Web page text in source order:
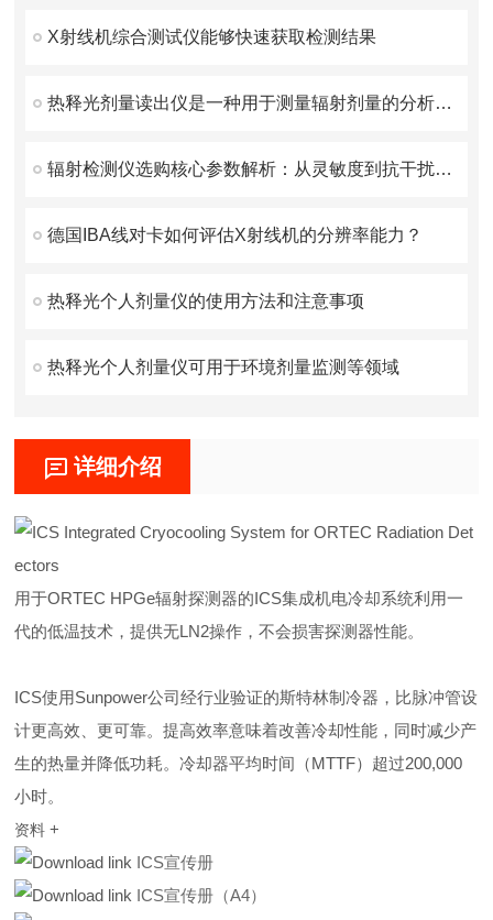
X射线机综合测试仪能够快速获取检测结果
热释光剂量读出仪是一种用于测量辐射剂量的分析设备
辐射检测仪选购核心参数解析：从灵敏度到抗干扰能力的技术指南
德国IBA线对卡如何评估X射线机的分辨率能力？
热释光个人剂量仪的使用方法和注意事项
热释光个人剂量仪可用于环境剂量监测等领域
详细介绍
用于ORTEC HPGe辐射探测器的ICS集成机电冷却系统利用一
代的低温技术，提供无LN2操作，不会损害探测器性能。
ICS使用Sunpower公司经行业验证的斯特林制冷器，比脉冲管设
计更高效、更可靠。提高效率意味着改善冷却性能，同时减少产
生的热量并降低功耗。冷却器平均时间（MTTF）超过200,000
小时。
资料+
ICS宣传册
ICS宣传册（A4）